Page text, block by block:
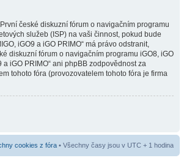
české diskuzní fórum o navigačním programu
služeb (ISP) na vaši činnost, pokud bude
iGO9 a iGO PRIMO“ má právo odstranit,
diskuzní fórum o navigačním programu iGO8, iGO
iGO PRIMO“ ani phpBB zodpovědnost za
tohoto fóra (provozovatelem tohoto fóra je firma
cookies z fóra • Všechny časy jsou v UTC + 1 hodina